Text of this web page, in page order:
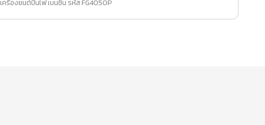
เครื่องยนต์ปั่นไฟ เบนซิน รหัส FG4050P